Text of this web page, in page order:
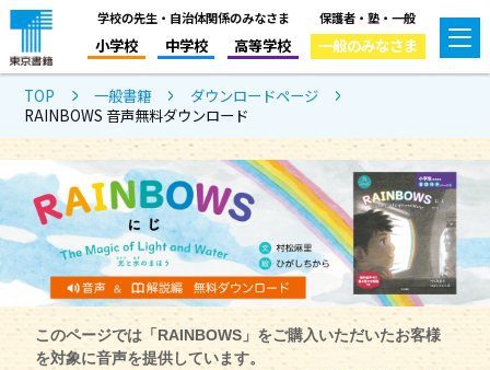
学校の先生・自治体関係のみなさま
小学校 中学校 高等学校
保護者・塾・一般
一般のみなさま
TOP 一般書籍
ダウンロードページ
RAINBOWS 音声無料ダウンロード
このページでは「RAINBOWS」をご購入いただいたお客様
を対象に音声を提供しています。